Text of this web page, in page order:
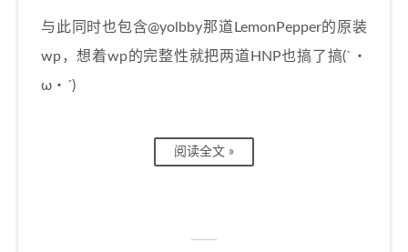
与此同时也包含@yolbby那道LemonPepper的原装
wp，想着wp的完整性就把两道HNP也搞了搞(`・
ω・´)
阅读全文 »